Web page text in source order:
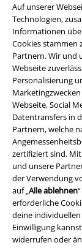
Auf unserer
Technologien,
Informationen
Cookies stammen
Partnern. Wir und
Webseite
Personalisierung
Webseite, Social
Datentransfers in
Partnern, welche
zertifiziert sind.
und unsere
der Verwendung
auf „Alle ablehnen
erforderliche
deine
Einwilligung
widerrufen oder
Rechtliches
AGB
Impressum
Datenschutz